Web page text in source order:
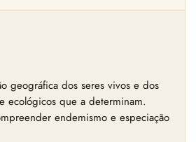
geográfica dos seres vivos e dos
ecológicos que a determinam.
endemismo e especiação